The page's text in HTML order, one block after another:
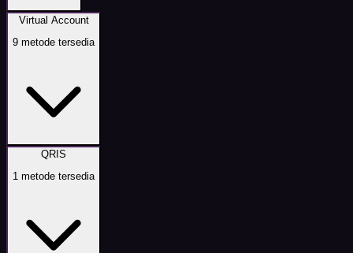
Virtual Account
9 metode tersedia
QRIS
1 metode tersedia